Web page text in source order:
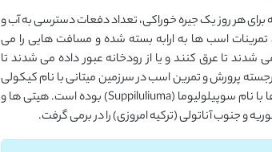
یک دوره آموزشی 184 روزه می پردازد که برای هر روز یک جیره خوراکی، تعداد دفعات دسترسی به آب و
تمرینات اسب ها به ارابه بسته شده و مسافت هایی را می
شدند تا عرق کنند و یا از رودخانه عبور داده می شدند تا
پرورش و تمرین اسب در سرزمین میتانی با نام کیکولی
(Kikkuli) تدوین شده است. این فرد در خدمت مستقیم پادشاه هیتی ها با نام سوپیلولیوما (Suppiluliuma) بوده است. هیتی ها و
و جنوب آناتولی (ترکیه امروزی) را در برمی گرفت.